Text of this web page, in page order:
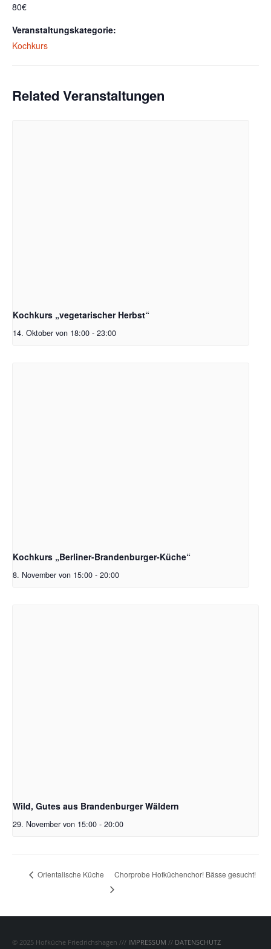
80€
Veranstaltungskategorie:
Kochkurs
Related Veranstaltungen
Kochkurs „vegetarischer Herbst“
14. Oktober von 18:00 - 23:00
Kochkurs „Berliner-Brandenburger-Küche“
8. November von 15:00 - 20:00
Wild, Gutes aus Brandenburger Wäldern
29. November von 15:00 - 20:00
Orientalische Küche Chorprobe Hofküchenchor! Bässe gesucht!
© 2025 Hofküche Friedrichshagen /// IMPRESSUM // DATENSCHUTZ